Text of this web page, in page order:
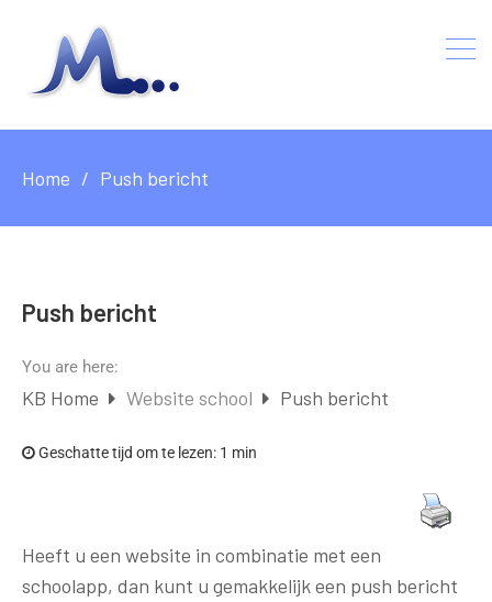
Home Push bericht
Push bericht
You are here:
KB Home Website school Push bericht
Geschatte tijd om te lezen: 1 min
Heeft u een website in combinatie met een
schoolapp, dan kunt u gemakkelijk een push bericht